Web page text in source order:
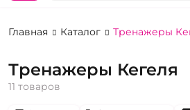
Главная Каталог Тренажеры
Тренажеры Кегеля
11 товаров